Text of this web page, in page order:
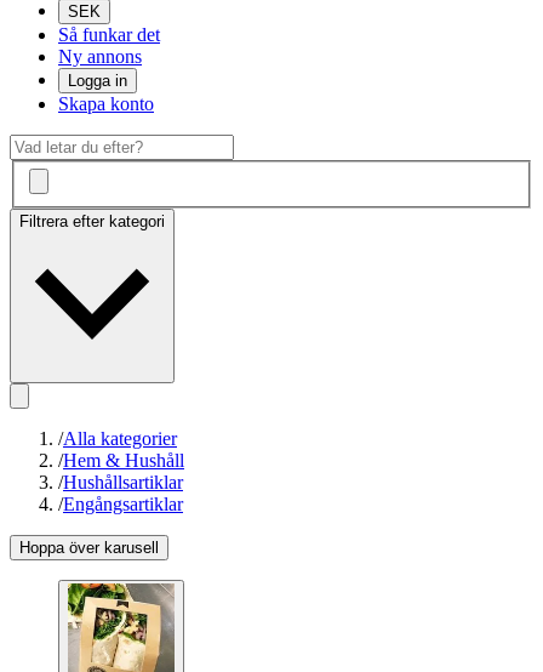
SEK
Så funkar det
Ny annons
Logga in
Skapa konto
Filtrera efter kategori
/Alla kategorier
/Hem & Hushåll
/Hushållsartiklar
/Engångsartiklar
Hoppa över karusell